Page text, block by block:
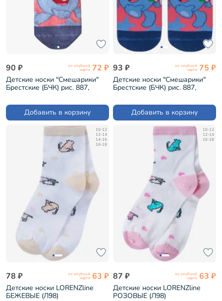
90 ₽ по клубной
карте 72 ₽
Детские носки "Смешарики"
Брестские (БЧК) рис. 887,
Добавить в корзину
93 ₽ по клубной
карте 75 ₽
Детские носки "Смешарики"
Брестские (БЧК) рис. 887,
Добавить в корзину
10-12
12-14
14-16
16-18
78 ₽ по клубной
карте 63 ₽
Детские носки LORENZline
БЕЖЕВЫЕ (Л98)
10-12
12-14
16-18
87 ₽ по клубной
карте 63 ₽
Детские носки LORENZline
РОЗОВЫЕ (Л98)